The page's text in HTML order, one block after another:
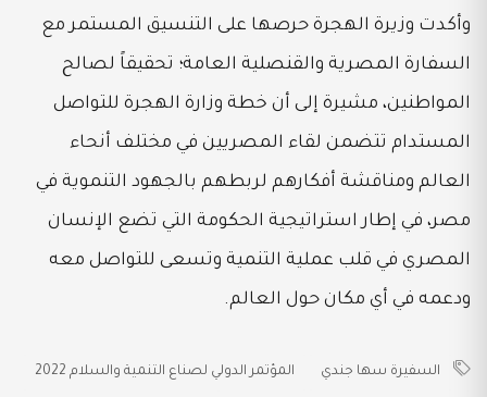
وأكدت وزيرة الهجرة حرصها على التنسيق المستمر مع
السفارة المصرية والقنصلية العامة؛ تحقيقاً لصالح
المواطنين، مشيرة إلى أن خطة وزارة الهجرة للتواصل
المستدام تتضمن لقاء المصريين في مختلف أنحاء
العالم ومناقشة أفكارهم لربطهم بالجهود التنموية في
مصر، في إطار استراتيجية الحكومة التي تضع الإنسان
المصري في قلب عملية التنمية وتسعى للتواصل معه
ودعمه في أي مكان حول العالم.
السفيرة سها جندي المؤتمر الدولي لصناع التنمية والسلام 2022